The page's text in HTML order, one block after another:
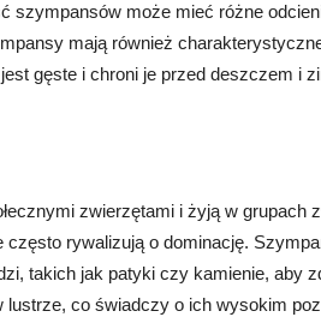
szympansów może mieć różne
mają również
gęste i chroni je przed deszczem i
zwierzętami i żyją w grupach
często rywalizują o dominację.
takich jak patyki czy kamienie, aby
lustrze, co świadczy o ich wysokim